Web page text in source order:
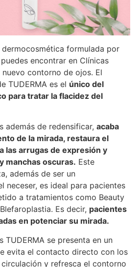
dermocosmética formulada por
encontrar en Clínicas
contorno de ojos. El
TUDERMA es el único del
para tratar la flacidez del
además de redensificar, acaba
de la mirada, restaura el
las arrugas de expresión y
manchas oscuras. Este
además de ser un
neceser, es ideal para pacientes
a tratamientos como Beauty
Es decir, pacientes
en potenciar su mirada.
TUDERMA se presenta en un
evita el contacto directo con los
y refresca el contorno